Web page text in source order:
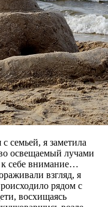
семьей, я заметила
освещаемый лучами
к себе внимание…
взгляд, я
рядом с
восхищаясь